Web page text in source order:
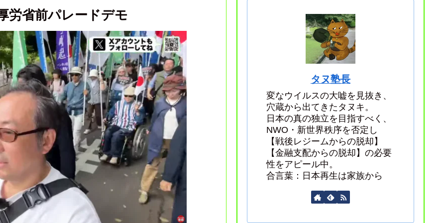
労省前パレードデモ
タヌ塾長
変なウイルスの大嘘を見抜き、
穴蔵から出てきたタヌキ。
日本の真の独立を目指すべく、
NWO・新世界秩序を否定し
【戦後レジームからの脱却】
【金融支配からの脱却】の必要
性をアピール中。
合言葉：日本再生は家族から